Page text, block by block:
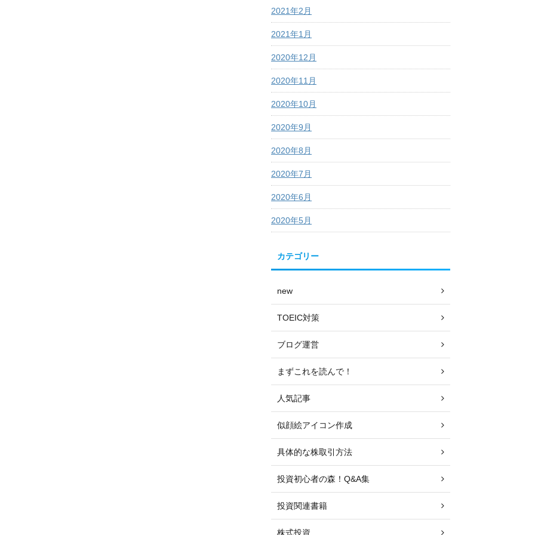
2021年2月
2021年1月
2020年12月
2020年11月
2020年10月
2020年9月
2020年8月
2020年7月
2020年6月
2020年5月
カテゴリー
new
TOEIC対策
ブログ運営
まずこれを読んで！
人気記事
似顔絵アイコン作成
具体的な株取引方法
投資初心者の森！Q&A集
投資関連書籍
株式投資